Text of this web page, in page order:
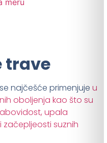
trave
najčešće primenjuje u
oboljenja kao što su
upala
začepljeosti suznih